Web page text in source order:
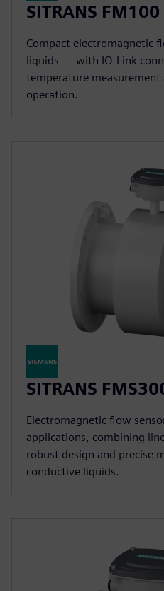
SITRANS FM100
Compact electromagnetic
liquids — with IO-Link
temperature measurement
operation.
SITRANS
Electromagnetic flow
applications, combining
robust design and precise
conductive liquids.